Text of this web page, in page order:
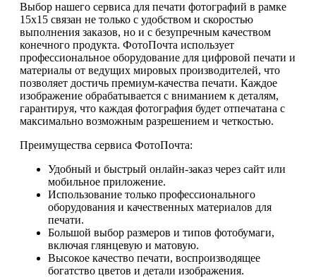
Выбор нашего сервиса для печати фотографий в рамке
15х15 связан не только с удобством и скоростью
выполнения заказов, но и с безупречным качеством
конечного продукта. ФотоПочта использует
профессиональное оборудование для цифровой печати и
материалы от ведущих мировых производителей, что
позволяет достичь премиум-качества печати. Каждое
изображение обрабатывается с вниманием к деталям,
гарантируя, что каждая фотография будет отпечатана с
максимально возможным разрешением и четкостью.
Преимущества сервиса ФотоПочта:
Удобный и быстрый онлайн-заказ через сайт или
мобильное приложение.
Использование только профессионального
оборудования и качественных материалов для
печати.
Большой выбор размеров и типов фотобумаги,
включая глянцевую и матовую.
Высокое качество печати, воспроизводящее
богатство цветов и детали изображения.